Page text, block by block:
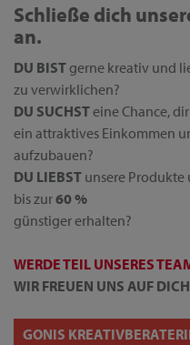
Schließe dich
an.
DU BISTgerne kreativ und
zu verwirklichen?
DU SUCHSTeine Chance,
ein attraktives Einkommen
aufzubauen?
DU LIEBST unsere
bis zur60 %
günstiger erhalten?
WERDE TEIL UNSERES
WIR FREUEN UNS AUF
GONIS